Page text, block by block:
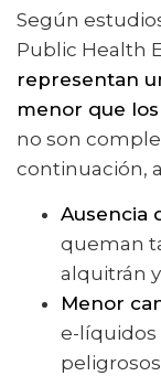
Según
Public Health
representan
menor que
no son
continuación,
Ausencia
queman
alquitrán
Menor
e-